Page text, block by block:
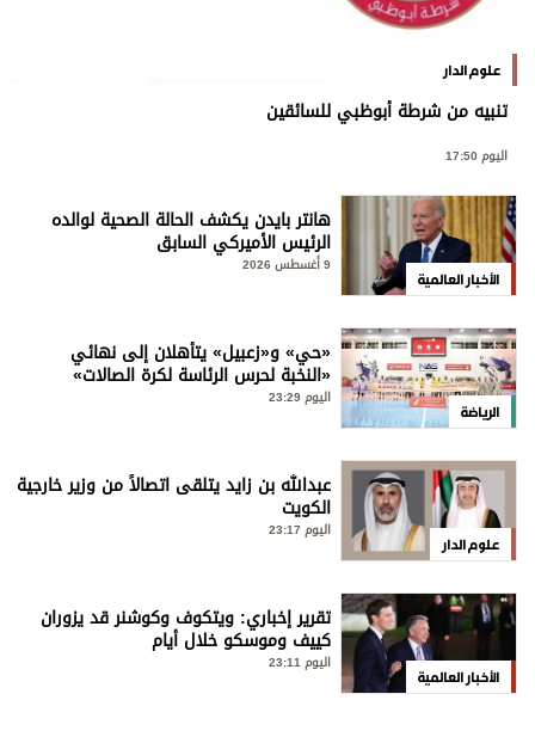
علوم الدار
تنبيه من شرطة أبوظبي للسائقين
اليوم 17:50
الأخبار العالمية
هانتر بايدن يكشف الحالة الصحية لوالده
الرئيس الأميركي السابق
9 أغسطس 2026
الرياضة
«حي» و«زعبيل» يتأهلان إلى نهائي
«النخبة لحرس الرئاسة لكرة الصالات»
اليوم 23:29
علوم الدار
عبدالله بن زايد يتلقى اتصالاً من وزير خارجية
الكويت
اليوم 23:17
الأخبار العالمية
تقرير إخباري: ويتكوف وكوشنر قد يزوران
كييف وموسكو خلال أيام
اليوم 23:11